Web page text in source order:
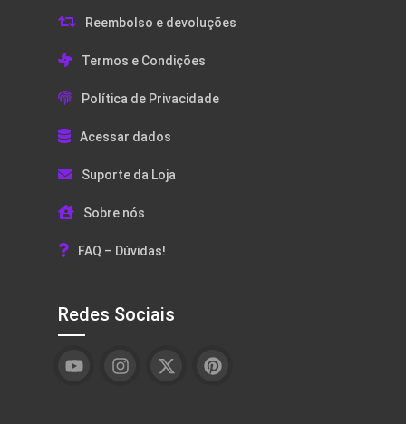
Reembolso e devoluções
Termos e Condições
Política de Privacidade
Acessar dados
Suporte da Loja
Sobre nós
FAQ – Dúvidas!
Redes Sociais